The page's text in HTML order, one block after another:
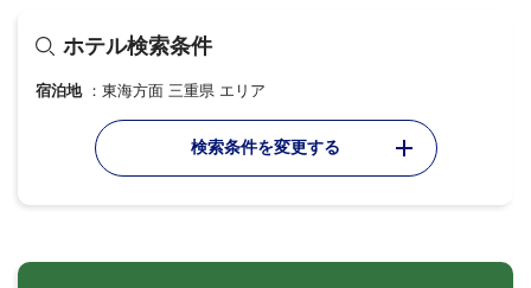
ホテル検索条件
宿泊地 東海方面 三重県 エリア
検索条件を変更する